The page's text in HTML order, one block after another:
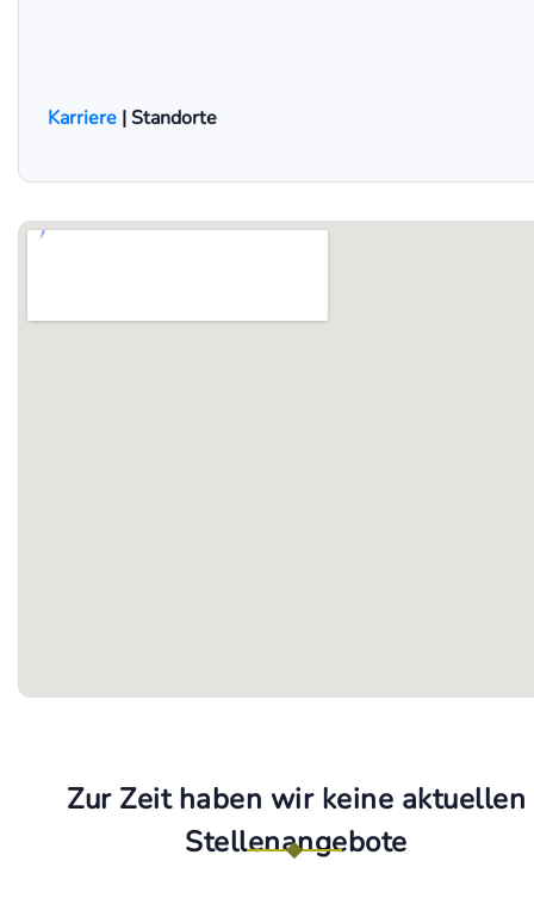
Karriere | Standorte
Zur Zeit haben wir keine aktuellen
Stellenangebote